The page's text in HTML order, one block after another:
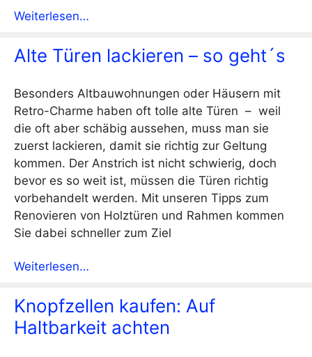
Weiterlesen…
Alte Türen lackieren – so geht´s
Besonders Altbauwohnungen oder Häusern mit
Retro-Charme haben oft tolle alte Türen – weil
die oft aber schäbig aussehen, muss man sie
zuerst lackieren, damit sie richtig zur Geltung
kommen. Der Anstrich ist nicht schwierig, doch
bevor es so weit ist, müssen die Türen richtig
vorbehandelt werden. Mit unseren Tipps zum
Renovieren von Holztüren und Rahmen kommen
Sie dabei schneller zum Ziel
Weiterlesen…
Knopfzellen kaufen: Auf
Haltbarkeit achten